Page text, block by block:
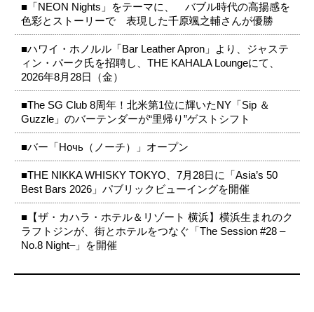
■「NEON Nights」をテーマに、 バブル時代の高揚感を
色彩とストーリーで 表現した千原颯之輔さんが優勝
■ハワイ・ホノルル「Bar Leather Apron」より、ジャステ
ィン・パーク氏を招聘し、THE KAHALA Loungeにて、
2026年8月28日（金）
■The SG Club 8周年！北米第1位に輝いたNY「Sip ＆
Guzzle」のバーテンダーが“里帰り”ゲストシフト
■バー「Ночь（ノーチ）」オープン
■THE NIKKA WHISKY TOKYO、7月28日に「Asia’s 50
Best Bars 2026」パブリックビューイングを開催
■【ザ・カハラ・ホテル＆リゾート 横浜】横浜生まれのク
ラフトジンが、街とホテルをつなぐ「The Session #28 –
No.8 Night–」を開催